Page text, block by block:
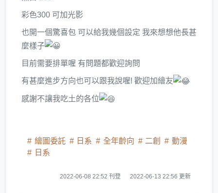
彩色300 可加光影
也開一個驚喜包 可以給我幾個設定 我來想想他長甚
麼樣子
目前需要排單喔 有問題都歡迎詢問
有甚麼進步方向也可以跟我說喔! 歡迎加繪友
感謝不讓我吃土的各位
繪圖委託 日系 全年齡向 二創
動漫
日系
2022-06-08 22:52 刊登 2022-06-13 22:56 更新